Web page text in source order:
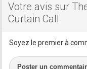
Votre avis sur
Curtain Call
Soyez le premier à
Poster un